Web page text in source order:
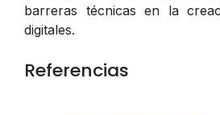
barreras técnicas en la
digitales.
Referencias